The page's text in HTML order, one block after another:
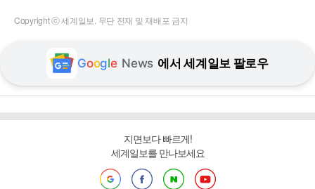
Copyright ⓒ 세계일보. 무단 전재 및 재배포 금지
Google News 에서 세계일보 팔로우
지면보다 빠르게!
세계일보를 만나보세요